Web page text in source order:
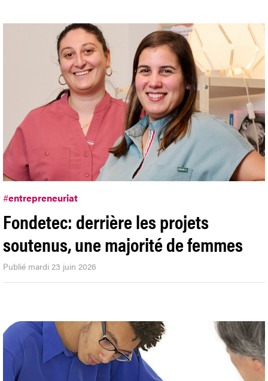
#entrepreneuriat
Fondetec: derrière les projets
soutenus, une majorité de femmes
Publié mardi 23 juin 2026